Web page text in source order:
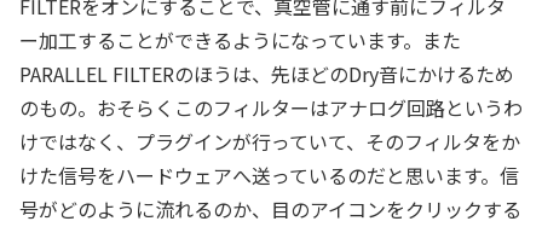
FILTERをオンにすることで、真空管に通す前にフィルタ
ー加工することができるようになっています。また
PARALLEL FILTERのほうは、先ほどのDry音にかけるため
のもの。おそらくこのフィルターはアナログ回路というわ
けではなく、プラグインが行っていて、そのフィルタをか
けた信号をハードウェアへ送っているのだと思います。信
号がどのように流れるのか、目のアイコンをクリックする